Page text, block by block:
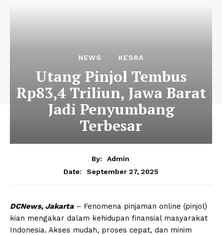
NEWS KESRA
Utang Pinjol Tembus
Rp83,4 Triliun, Jawa Barat
Jadi Penyumbang
Terbesar
By:
Admin
Date:
September 27, 2025
DCNews, Jakarta – Fenomena pinjaman online (pinjol)
kian mengakar dalam kehidupan finansial masyarakat
Indonesia. Akses mudah, proses cepat, dan minim